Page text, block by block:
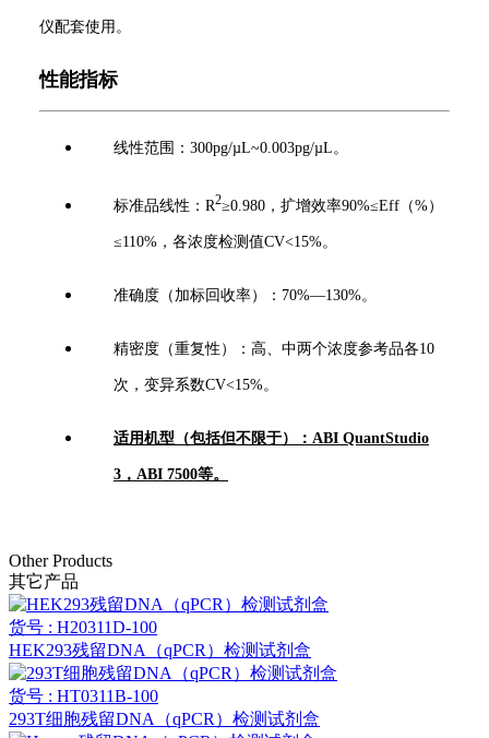
仪配套使用。
性能指标
线性范围： 300pg/µL~0.003pg/µL。
标准品线性：R2≥0.980，扩增效率90%≤Eff（%）
≤110%，各浓度检测值CV<15%。
准确度（加标回收率）：70%—130%。
精密度（重复性）：高、中两个浓度参考品各10
次，变异系数CV<15%。
适用机型（包括但不限于）：ABI QuantStudio
3，ABI 7500等。
Other Products
其它产品
货号 : H20311D-100
HEK293残留DNA（qPCR）检测试剂盒
货号 : HT0311B-100
293T细胞残留DNA（qPCR）检测试剂盒